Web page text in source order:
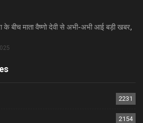
के बीच माता वैष्णो देवी से अभी-अभी आई बड़ी खबर,
2231
2154